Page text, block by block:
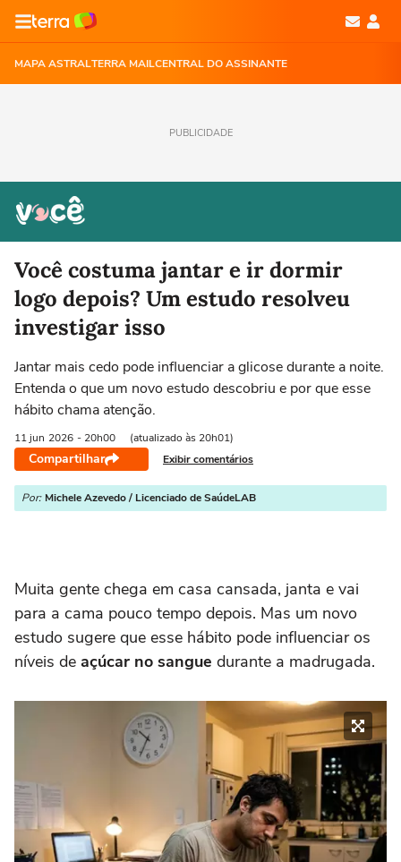
MAPA ASTRALTERRA MAILCENTRAL DO ASSINANTE
PUBLICIDADE
Você costuma jantar e ir dormir
logo depois? Um estudo resolveu
investigar isso
Jantar mais cedo pode influenciar a glicose durante a noite.
Entenda o que um novo estudo descobriu e por que esse
hábito chama atenção.
11 jun 2026 - 20h00 (atualizado às 20h01)
Compartilhar Exibir comentários
Por: Michele Azevedo / Licenciado de SaúdeLAB
Muita gente chega em casa cansada, janta e vai
para a cama pouco tempo depois. Mas um novo
estudo sugere que esse hábito pode influenciar os
níveis de açúcar no sangue durante a madrugada.